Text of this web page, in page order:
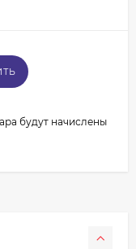
будут начислены